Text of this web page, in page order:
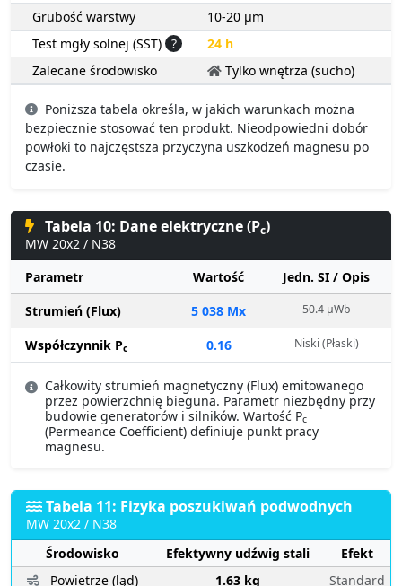
Grubość warstwy
10-20 µm
Test mgły solnej (SST) ?
24 h
Zalecane środowisko
Tylko wnętrza (sucho)
Poniższa tabela określa, w jakich warunkach można
bezpiecznie stosować ten produkt. Nieodpowiedni dobór
powłoki to najczęstsza przyczyna uszkodzeń magnesu po
czasie.
Tabela 10: Dane elektryczne (Pc)
MW 20x2 / N38
Parametr
Wartość
Jedn. SI / Opis
Strumień (Flux)
5 038 Mx 50.4 µWb
Współczynnik Pc 0.16 Niski (Płaski)
Całkowity strumień magnetyczny (Flux) emitowanego
przez powierzchnię bieguna. Parametr niezbędny przy
budowie generatorów i silników. Wartość Pc
(Permeance Coefficient) definiuje punkt pracy
magnesu.
Tabela 11: Fizyka poszukiwań podwodnych
MW 20x2 / N38
Środowisko
Efektywny udźwig stali
Efekt
Powietrze (ląd)
1.63 kg Standard